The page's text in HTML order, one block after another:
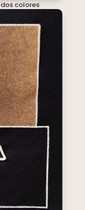
colores